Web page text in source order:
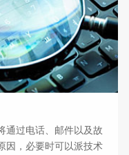
通过电话、邮件以及故
因，必要时可以派技术